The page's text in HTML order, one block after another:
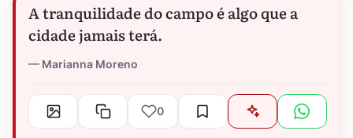
A tranquilidade do campo é algo que a
cidade jamais terá.
Marianna Moreno
0